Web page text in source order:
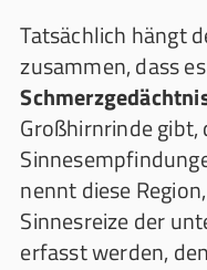
Tatsächlich hängt
zusammen, dass
Großhirnrinde gibt,
nennt diese
Sinnesreize der
erfasst werden,